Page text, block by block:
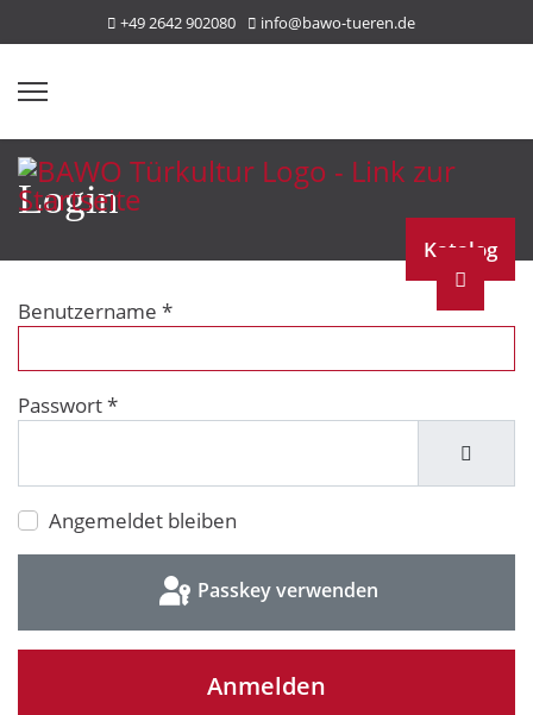
+49 2642 902080 info@bawo-tueren.de
Katalog
Login
Benutzername *
Passwort*
Angemeldet bleiben
Passkey verwenden
Anmelden